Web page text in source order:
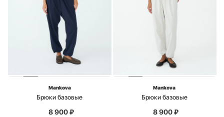
Mankova
Брюки базовые
8 900₽
Mankova
Брюки базовые
8 900₽